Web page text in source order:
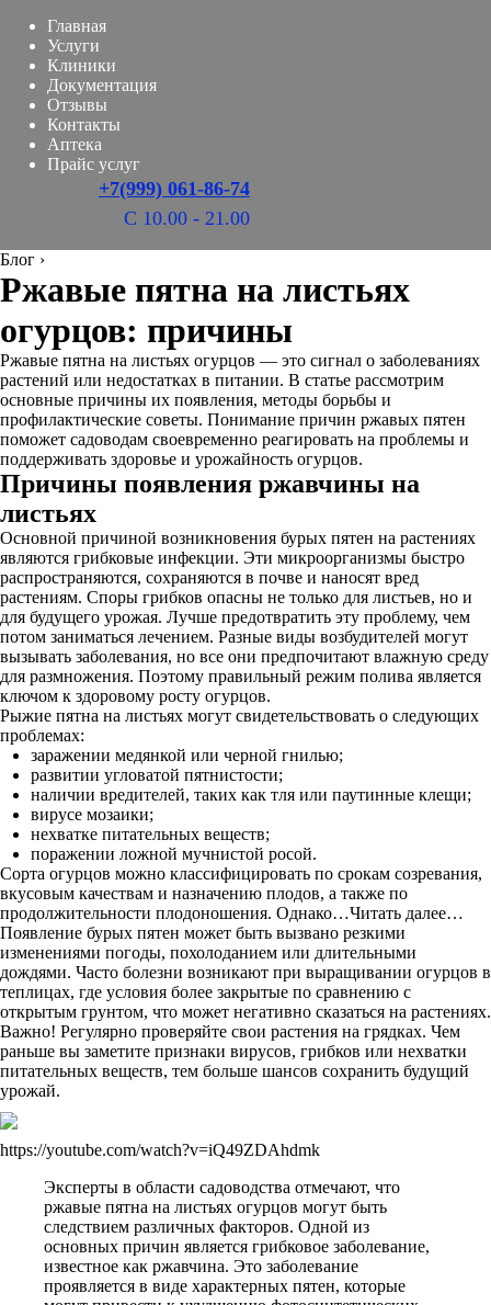
Главная
Услуги
Клиники
Документация
Отзывы
Контакты
Аптека
Прайс услуг
+7(999) 061-86-74
С 10.00 - 21.00
Блог ›
Ржавые пятна на листьях
огурцов: причины
Ржавые пятна на листьях огурцов — это сигнал о заболеваниях
растений или недостатках в питании. В статье рассмотрим
основные причины их появления, методы борьбы и
профилактические советы. Понимание причин ржавых пятен
поможет садоводам своевременно реагировать на проблемы и
поддерживать здоровье и урожайность огурцов.
Причины появления ржавчины на
листьях
Основной причиной возникновения бурых пятен на растениях
являются грибковые инфекции. Эти микроорганизмы быстро
распространяются, сохраняются в почве и наносят вред
растениям. Споры грибков опасны не только для листьев, но и
для будущего урожая. Лучше предотвратить эту проблему, чем
потом заниматься лечением. Разные виды возбудителей могут
вызывать заболевания, но все они предпочитают влажную среду
для размножения. Поэтому правильный режим полива является
ключом к здоровому росту огурцов.
Рыжие пятна на листьях могут свидетельствовать о следующих
проблемах:
заражении медянкой или черной гнилью;
развитии угловатой пятнистости;
наличии вредителей, таких как тля или паутинные клещи;
вирусе мозаики;
нехватке питательных веществ;
поражении ложной мучнистой росой.
Сорта огурцов можно классифицировать по срокам созревания,
вкусовым качествам и назначению плодов, а также по
продолжительности плодоношения. Однако…Читать далее…
Появление бурых пятен может быть вызвано резкими
изменениями погоды, похолоданием или длительными
дождями. Часто болезни возникают при выращивании огурцов в
теплицах, где условия более закрытые по сравнению с
открытым грунтом, что может негативно сказаться на растениях.
Важно! Регулярно проверяйте свои растения на грядках. Чем
раньше вы заметите признаки вирусов, грибков или нехватки
питательных веществ, тем больше шансов сохранить будущий
урожай.
https://youtube.com/watch?v=iQ49ZDAhdmk
Эксперты в области садоводства отмечают, что
ржавые пятна на листьях огурцов могут быть
следствием различных факторов. Одной из
основных причин является грибковое заболевание,
известное как ржавчина. Это заболевание
проявляется в виде характерных пятен, которые